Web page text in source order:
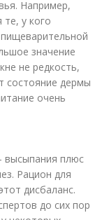
Например,
у кого
пищеварительной
значение
не редкость,
состояние дермы
очень
высыпания плюс
Рацион для
дисбаланс.
до сих пор